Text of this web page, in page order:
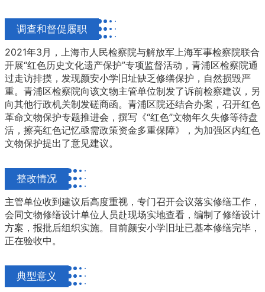
调查和督促履职
2021年3月，上海市人民检察院与解放军上海军事检察院联合
开展“红色历史文化遗产保护”专项监督活动，青浦区检察院通
过走访排摸，发现颜安小学旧址缺乏修缮保护，自然损毁严
重。青浦区检察院向该文物主管单位制发了诉前检察建议，另
向其他行政机关制发磋商函。青浦区院还结合办案，召开红色
革命文物保护专题推进会，撰写《“红色”文物年久失修等待盘
活，擦亮红色记忆亟需政策资金多重保障》，为加强区内红色
文物保护提出了意见建议。
整改情况
主管单位收到建议后高度重视，专门召开会议落实修缮工作，
会同文物修缮设计单位人员赴现场实地查看，编制了修缮设计
方案，报批后组织实施。目前颜安小学旧址已基本修缮完毕，
正在验收中。
典型意义